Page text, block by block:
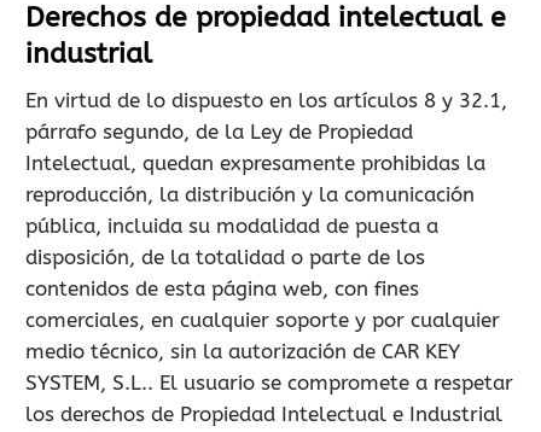
Derechos de propiedad intelectual e
industrial
En virtud de lo dispuesto en los artículos 8 y 32.1,
párrafo segundo, de la Ley de Propiedad
Intelectual, quedan expresamente prohibidas la
reproducción, la distribución y la comunicación
pública, incluida su modalidad de puesta a
disposición, de la totalidad o parte de los
contenidos de esta página web, con fines
comerciales, en cualquier soporte y por cualquier
medio técnico, sin la autorización de CAR KEY
SYSTEM, S.L.. El usuario se compromete a respetar
los derechos de Propiedad Intelectual e Industrial